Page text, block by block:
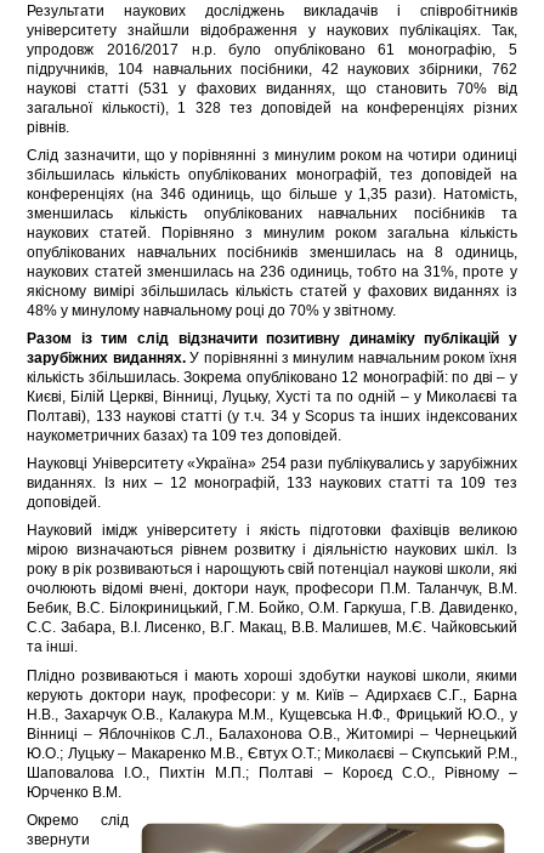
Результати наукових досліджень викладачів і співробітників
університету знайшли відображення у наукових публікаціях. Так,
упродовж 2016/2017 н.р. було опубліковано 61 монографію, 5
підручників, 104 навчальних посібники, 42 наукових збірники, 762
наукові статті (531 у фахових виданнях, що становить 70% від
загальної кількості), 1 328 тез доповідей на конференціях різних
рівнів.
Слід зазначити, що у порівнянні з минулим роком на чотири одиниці
збільшилась кількість опублікованих монографій, тез доповідей на
конференціях (на 346 одиниць, що більше у 1,35 рази). Натомість,
зменшилась кількість опублікованих навчальних посібників та
наукових статей. Порівняно з минулим роком загальна кількість
опублікованих навчальних посібників зменшилась на 8 одиниць,
наукових статей зменшилась на 236 одиниць, тобто на 31%, проте у
якісному вимірі збільшилась кількість статей у фахових виданнях із
48% у минулому навчальному році до 70% у звітному.
Разом із тим слід відзначити позитивну динаміку публікацій у
зарубіжних виданнях.У порівнянні з минулим навчальним роком їхня
кількість збільшилась. Зокрема опубліковано 12 монографій: по дві – у
Києві, Білій Церкві, Вінниці, Луцьку, Хусті та по одній – у Миколаєві та
Полтаві), 133 наукові статті (у т.ч. 34 у Scopus та інших індексованих
наукометричних базах) та 109 тез доповідей.
Науковці Університету «Україна» 254 рази публікувались у зарубіжних
виданнях. Із них – 12 монографій, 133 наукових статті та 109 тез
доповідей.
Науковий імідж університету і якість підготовки фахівців великою
мірою визначаються рівнем розвитку і діяльністю наукових шкіл. Із
року в рік розвиваються і нарощують свій потенціал наукові школи, які
очолюють відомі вчені, доктори наук, професори П.М. Таланчук, В.М.
Бебик, В.С. Білокриницький, Г.М. Бойко, О.М. Гаркуша, Г.В. Давиденко,
С.С. Забара, В.І. Лисенко, В.Г. Макац, В.В. Малишев, М.Є. Чайковський
та інші.
Плідно розвиваються і мають хороші здобутки наукові школи, якими
керують доктори наук, професори: у м. Київ – Адирхаєв С.Г., Барна
Н.В., Захарчук О.В., Калакура М.М., Кущевська Н.Ф., Фрицький Ю.О., у
Вінниці – Яблочніков С.Л., Балахонова О.В., Житомирі – Чернецький
Ю.О.; Луцьку – Макаренко М.В., Євтух О.Т.; Миколаєві – Скупський Р.М.,
Шаповалова І.О., Пихтін М.П.; Полтаві – Короєд С.О., Рівному –
Юрченко В.М.
Окремо слід
звернути